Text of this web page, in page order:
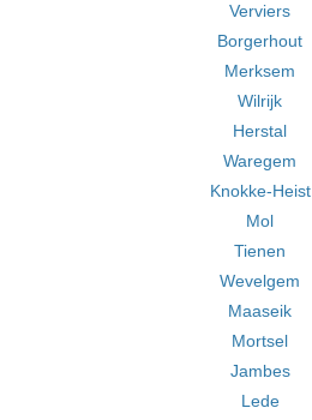
Verviers
Borgerhout
Merksem
Wilrijk
Herstal
Waregem
Knokke-Heist
Mol
Tienen
Wevelgem
Maaseik
Mortsel
Jambes
Lede